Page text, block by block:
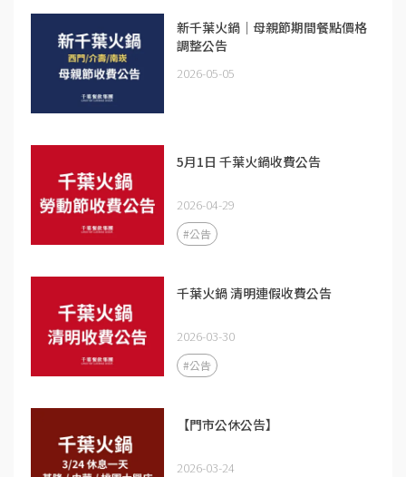
新千葉火鍋｜母親節期間餐點價格
調整公告
2026-05-05
5月1日 千葉火鍋收費公告
2026-04-29
#公告
千葉火鍋 清明連假收費公告
2026-03-30
#公告
【門市公休公告】
2026-03-24